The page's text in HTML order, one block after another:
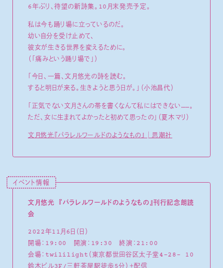
6年ぶり、待望の新詩集。10月末発売予定。
私は今も踊り場に立っているのだ。
幼い自分を受け止めて、
彼女が生きる世界を変えるために。
（「痛みという踊り場で」）
「今日、一篇、文月悠光の詩を読む。
すると明日が来る。生きようと思う日が。」（小池昌代）
「正気でない文月さんの帯を書くなんて私にはできない……。
ただ、女に生まれてよかったと初めて思ったの」（夏木マリ）
文月悠光『パラレルワールドのようなもの』│思潮社
文月悠光 『パラレルワールドのようなもの』刊行記念朗読
会
2022年11月6日（日）
開場：19:00 開演：19:30 終演：21:00
会場：twililight（東京都世田谷区太子堂4-28- 10
イベント情報